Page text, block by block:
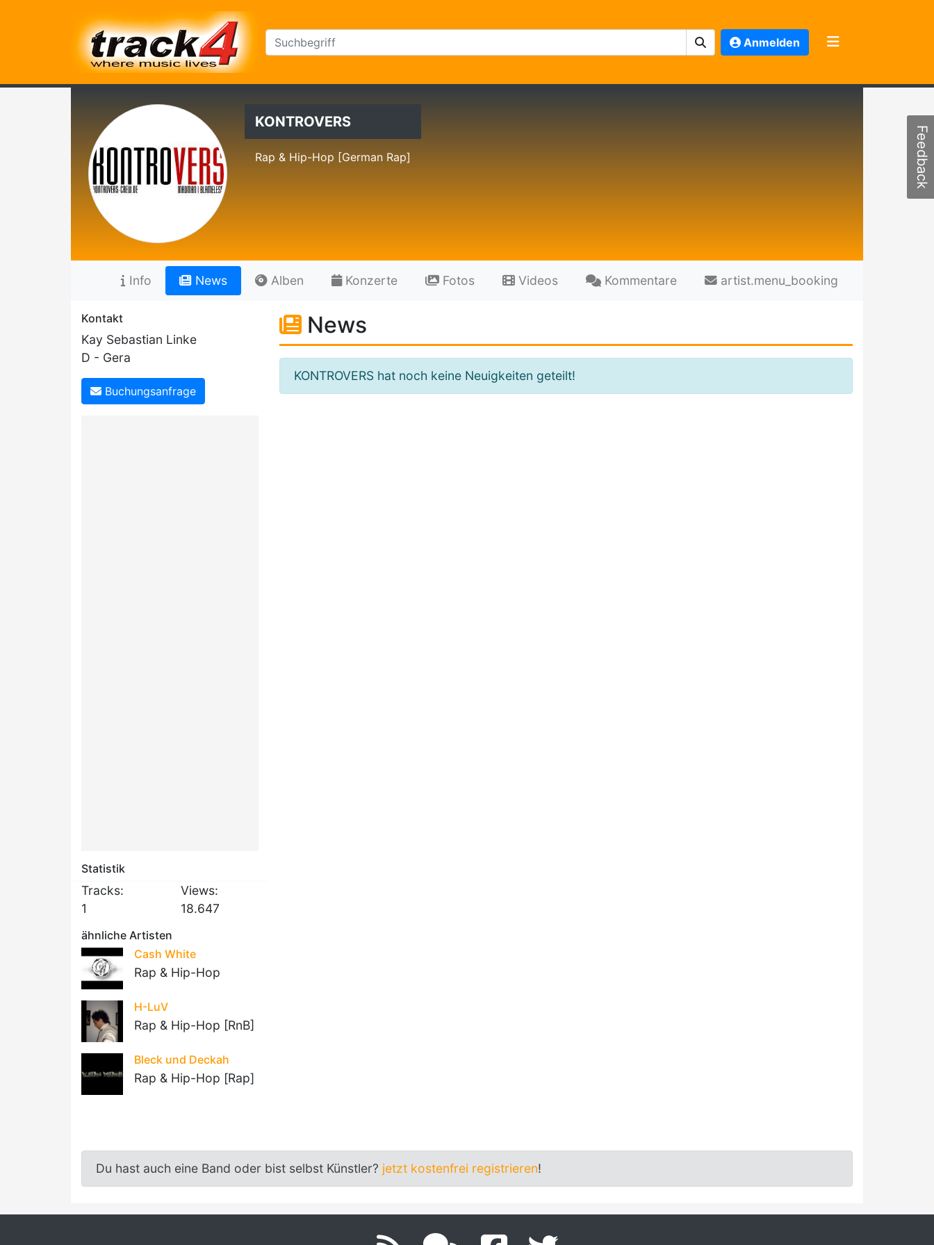
Anmelden
KONTROVERS
Rap & Hip-Hop [German Rap]
Info News Alben Konzerte Fotos Videos Kommentare artist.menu_booking
Kontakt
Kay Sebastian Linke
D - Gera
Buchungsanfrage
Statistik
Tracks:
1
Views:
18.647
ähnliche Artisten
Cash White
Rap & Hip-Hop
H-LuV
Rap & Hip-Hop [RnB]
Bleck und Deckah
Rap & Hip-Hop [Rap]
News
KONTROVERS hat noch keine Neuigkeiten geteilt!
Du hast auch eine Band oder bist selbst Künstler? jetzt kostenfrei registrieren!
Feedback